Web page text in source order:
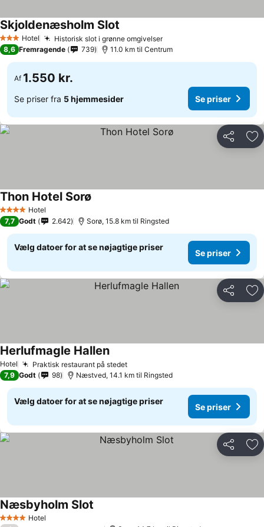
3 StjernerHotel Historisk slot i grønne omgivelser
Skjoldenæsholm Slot
8,6 Fremragende 739 11.0 km til Centrum
Af 1.550 kr.
Se priser fra 5 hjemmesider Se priser
Del
4 StjernerHotel
Thon Hotel Sorø
7,7 Godt 2.642 Sorø, 15.8 km til Ringsted
Vælg datoer for at se nøjagtige priser
Se priser
Del
Hotel Praktisk restaurant på stedet
Herlufmagle Hallen
7,9 Godt 98 Næstved, 14.1 km til Ringsted
Vælg datoer for at se nøjagtige priser
Se priser
Del
4 StjernerHotel
Næsbyholm Slot